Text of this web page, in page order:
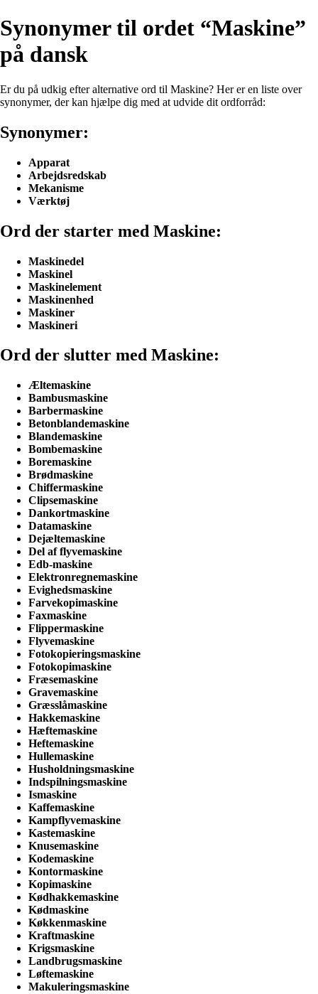
Synonymer til ordet “Maskine”
på dansk
Er du på udkig efter alternative ord til Maskine? Her er en liste over
synonymer, der kan hjælpe dig med at udvide dit ordforråd:
Synonymer:
Apparat
Arbejdsredskab
Mekanisme
Værktøj
Ord der starter med Maskine:
Maskinedel
Maskinel
Maskinelement
Maskinenhed
Maskiner
Maskineri
Ord der slutter med Maskine:
Æltemaskine
Bambusmaskine
Barbermaskine
Betonblandemaskine
Blandemaskine
Bombemaskine
Boremaskine
Brødmaskine
Chiffermaskine
Clipsemaskine
Dankortmaskine
Datamaskine
Dejæltemaskine
Del af flyvemaskine
Edb-maskine
Elektronregnemaskine
Evighedsmaskine
Farvekopimaskine
Faxmaskine
Flippermaskine
Flyvemaskine
Fotokopieringsmaskine
Fotokopimaskine
Fræsemaskine
Gravemaskine
Græsslåmaskine
Hakkemaskine
Hæftemaskine
Heftemaskine
Hullemaskine
Husholdningsmaskine
Indspilningsmaskine
Ismaskine
Kaffemaskine
Kampflyvemaskine
Kastemaskine
Knusemaskine
Kodemaskine
Kontormaskine
Kopimaskine
Kødhakkemaskine
Kødmaskine
Køkkenmaskine
Kraftmaskine
Krigsmaskine
Landbrugsmaskine
Løftemaskine
Makuleringsmaskine